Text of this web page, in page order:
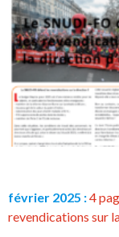
février 2025 :4
revendications sur